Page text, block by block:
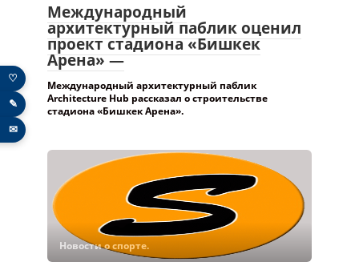
Международный
архитектурный паблик оценил
проект стадиона «Бишкек
Арена» —
Международный архитектурный паблик
Architecture Hub рассказал о строительстве
стадиона «Бишкек Арена».
Новости о спорте.
♡
✎
✉